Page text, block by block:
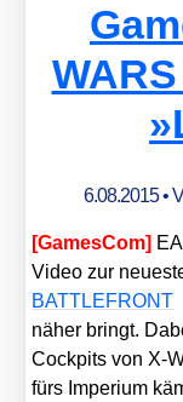
6.08.2015•
[Games­Com]
Video zur
BATTLEFRONT
näher bringt.
Cock­pits von
fürs Impe­ri­um